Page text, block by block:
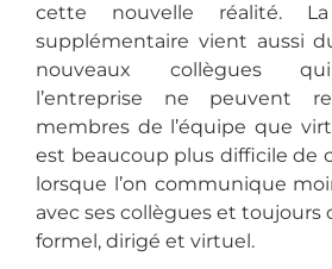
cette nouvelle réalité.
supplémentaire vient aussi
nouveaux collègues
l’entreprise ne peuvent
membres de l’équipe que
est beaucoup plus difficile de
lorsque l’on communique
avec ses collègues et toujours
formel, dirigé et virtuel.